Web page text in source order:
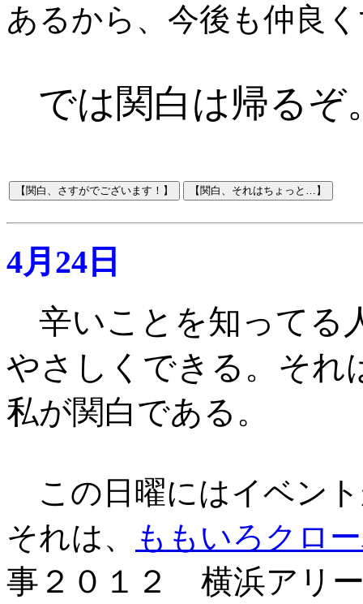
あるから、今後も仲良
では関白は帰るぞ
4月24日
辛いことを知ってる
やさしくできる。それ
私が関白である 。
この日曜にはイベン
それは、
ももいろクロ
事２０１２ 横浜アリ